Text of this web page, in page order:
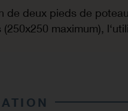
de deux pieds de
maximum),